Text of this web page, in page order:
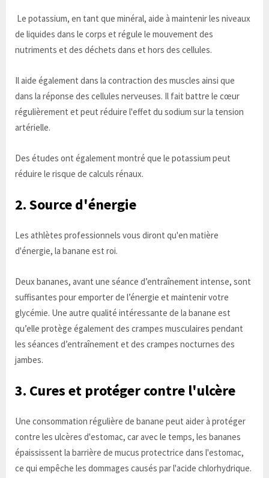
Le potassium, en tant que minéral, aide à maintenir les niveaux
de liquides dans le corps et régule le mouvement des
nutriments et des déchets dans et hors des cellules.
Il aide également dans la contraction des muscles ainsi que
dans la réponse des cellules nerveuses. Il fait battre le cœur
régulièrement et peut réduire l'effet du sodium sur la tension
artérielle.
Des études ont également montré que le potassium peut
réduire le risque de calculs rénaux.
2. Source d'énergie
Les athlètes professionnels vous diront qu'en matière
d'énergie, la banane est roi.
Deux bananes, avant une séance d’entraînement intense, sont
suffisantes pour emporter de l’énergie et maintenir votre
glycémie. Une autre qualité intéressante de la banane est
qu’elle protège également des crampes musculaires pendant
les séances d’entraînement et des crampes nocturnes des
jambes.
3. Cures et protéger contre l'ulcère
Une consommation régulière de banane peut aider à protéger
contre les ulcères d'estomac, car avec le temps, les bananes
épaississent la barrière de mucus protectrice dans l'estomac,
ce qui empêche les dommages causés par l'acide chlorhydrique.